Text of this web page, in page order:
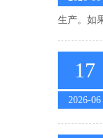
生产。如
17
2026-06